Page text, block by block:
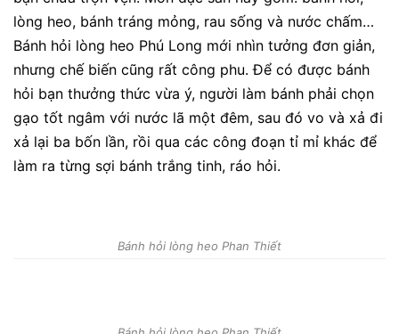
lòng heo, bánh tráng mỏng, rau sống và nước chấm…
Bánh hỏi lòng heo Phú Long mới nhìn tưởng đơn giản,
nhưng chế biến cũng rất công phu. Để có được bánh
hỏi bạn thưởng thức vừa ý, người làm bánh phải chọn
gạo tốt ngâm với nước lã một đêm, sau đó vo và xả đi
xả lại ba bốn lần, rồi qua các công đoạn tỉ mỉ khác để
làm ra từng sợi bánh trắng tinh, ráo hỏi.
Bánh hỏi lòng heo Phan Thiết